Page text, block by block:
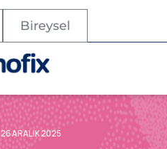
Bireysel
26 ARALIK 2025